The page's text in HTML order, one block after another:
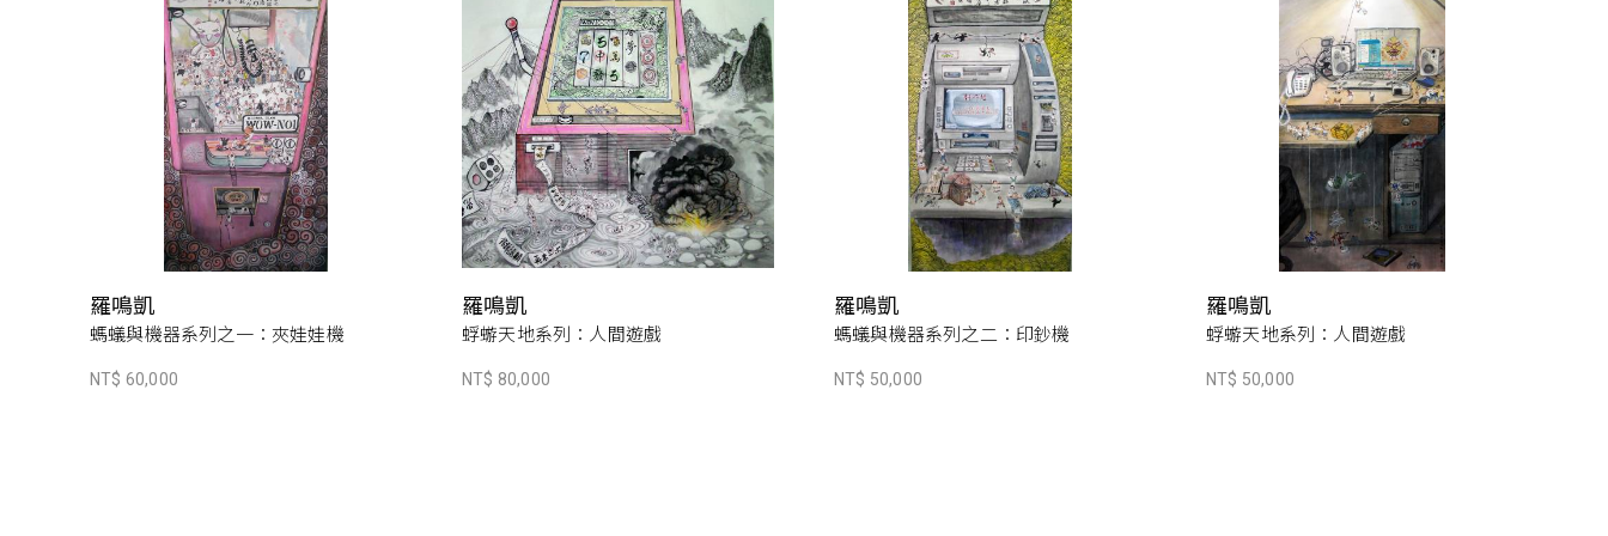
羅鳴凱
螞蟻與機器系列之一：夾娃娃機
NT$ 60,000
羅鳴凱
蜉蝣天地系列：人間遊戲
NT$ 80,000
羅鳴凱
螞蟻與機器系列之二：印鈔機
NT$ 50,000
羅鳴凱
蜉蝣天地系列：人間遊戲
NT$ 50,000